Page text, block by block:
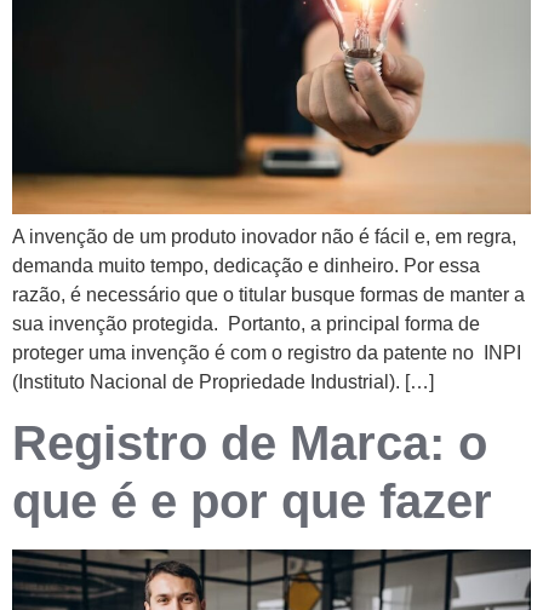
A invenção de um produto inovador não é fácil e, em regra,
demanda muito tempo, dedicação e dinheiro. Por essa
razão, é necessário que o titular busque formas de manter a
sua invenção protegida. Portanto, a principal forma de
proteger uma invenção é com o registro da patente no INPI
(Instituto Nacional de Propriedade Industrial). […]
Registro de Marca: o
que é e por que fazer